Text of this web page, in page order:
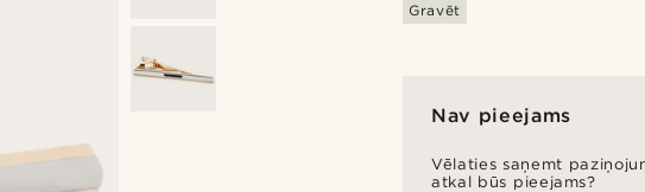
Gravēt
Nav pieejams
Vēlaties saņemt
atkal būs pieejams?